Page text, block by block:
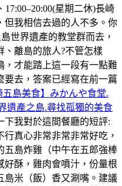
17:00–20:00(星期二休)長崎
但我相信去過的人不多。你
世界遺產的教堂群而去，
、離島的旅人?不管怎樣
，才能踏上這一段有一點難
要去，答案已經寫在前一篇
五島美食】みかんや食堂.
遺產之島.尋找孤獨的美食
下我對於這間餐廳的短評:
真心非常非常非常好吃，
五島炸雞（中午在五郎強棒
好酥，雞肉會噴汁，份量根
島米（飯）香又涮嘴。建議